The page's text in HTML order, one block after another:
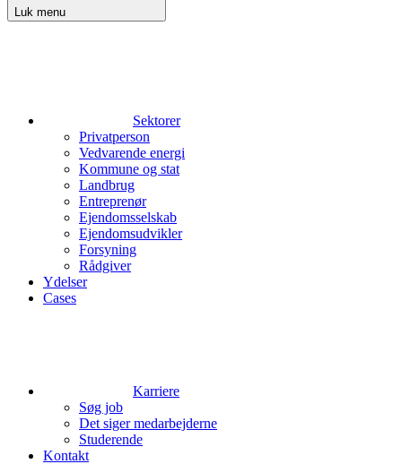
Luk menu
Sektorer
Privatperson
Vedvarende energi
Kommune og stat
Landbrug
Entreprenør
Ejendomsselskab
Ejendomsudvikler
Forsyning
Rådgiver
Ydelser
Cases
Karriere
Søg job
Det siger medarbejderne
Studerende
Kontakt